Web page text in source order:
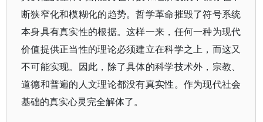
断狭窄化和模糊化的趋势。哲学革命摧毁了符号系统
本身具有真实性的根据。这样一来，任何一种为现代
价值提供正当性的理论必须建立在科学之上，而这又
不可能实现。因此，除了具体的科学技术外，宗教、
道德和普遍的人文理论都没有真实性。作为现代社会
基础的真实心灵完全解体了。